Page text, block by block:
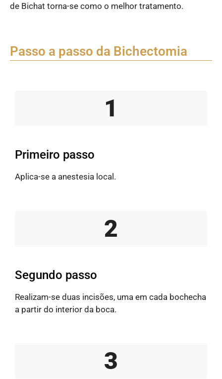
de Bichat torna-se como o melhor tratamento.
Passo a passo da Bichectomia
1
Primeiro passo
Aplica-se a anestesia local.
2
Segundo passo
Realizam-se duas incisões, uma em cada bochecha
a partir do interior da boca.
3